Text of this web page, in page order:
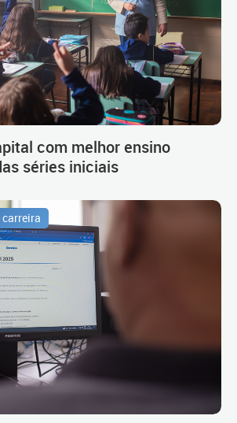
com melhor ensino
séries iniciais
carreira